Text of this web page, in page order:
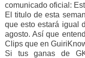
comunicado oficial:
El titulo de esta
que esto estará igual
agosto. Así que
Clips que en
Si tus ganas de